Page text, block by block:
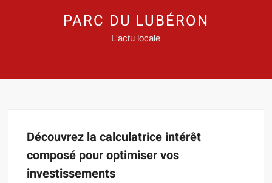
PARC DU LUBÉRON
L'actu locale
Découvrez la calculatrice intérêt
composé pour optimiser vos
investissements